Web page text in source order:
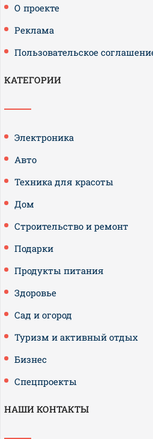
О проекте
Реклама
Пользовательское
КАТЕГОРИИ
Электроника
Авто
Техника для красоты
Дом
Строительство и ремонт
Подарки
Продукты питания
Здоровье
Сад и огород
Туризм и активный отдых
Бизнес
Спецпроекты
НАШИ КОНТАКТЫ